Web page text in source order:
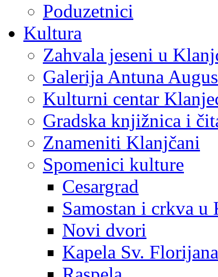
Poduzetnici
Kultura
Zahvala jeseni u
Galerija Antuna
Kulturni centar
Gradska knjižnica i
Znameniti Klanjčani
Spomenici kulture
Cesargrad
Samostan i crkva u
Novi dvori
Kapela Sv. Florijana